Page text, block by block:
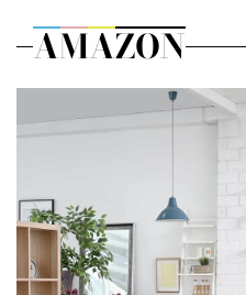
AMAZON